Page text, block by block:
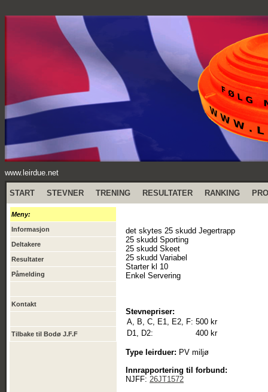
www.leirdue.net
START STEVNER TRENING RESULTATER RANKING
Meny:
Informasjon
Deltakere
Resultater
Påmelding
Kontakt
Tilbake til Bodø J.F.F
det skytes 25 skudd Jegertrapp
25 skudd Sporting
25 skudd Skeet
25 skudd Variabel
Starter kl 10
Enkel Servering
Stevnepriser:
A, B, C, E1, E2, F: 500 kr
D1, D2:
400 kr
Type leirduer: PV miljø
Innrapportering til forbund:
NJFF: 26JT1572